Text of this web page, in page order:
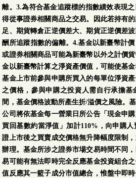
離。3.為符合基金追蹤標的指數績效表現
得從事證券相關商品之交易。因此若持有
足、期貨轉倉正逆價差大、期貨正逆價差
酬所追蹤指數的偏離。4.基金以新臺幣計
或證券相關商品可能為新臺幣以外之計價
金以新臺幣計算之淨資產價值，可能使基
基金上市前參與申購所買入的每單位淨資
之價格，參與申購之投資人需自行承擔基
間，基金價格波動所產生折/溢價之風險。
公司將依基金每一營業日所公告「現金申
買回基數約當淨值」加計110%，向申購
證上市後之買賣成交價格無升降幅度限制
辦理。基金所涉之證券市場交易時間不同
易可能有無法即時完全反應基金投資組合
值反應其一籃子成分市值總合，惟盤中即